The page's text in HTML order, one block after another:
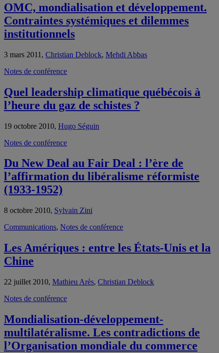
OMC, mondialisation et développement.
Contraintes systémiques et dilemmes
institutionnels
3 mars 2011, Christian Deblock, Mehdi Abbas
Notes de conférence
Quel leadership climatique québécois à
l’heure du gaz de schistes ?
19 octobre 2010, Hugo Séguin
Notes de conférence
Du New Deal au Fair Deal : l’ère de
l’affirmation du libéralisme réformiste
(1933-1952)
8 octobre 2010, Sylvain Zini
Communications, Notes de conférence
Les Amériques : entre les États-Unis et la
Chine
22 juillet 2010, Mathieu Arès, Christian Deblock
Notes de conférence
Mondialisation-développement-
multilatéralisme. Les contradictions de
l’Organisation mondiale du commerce